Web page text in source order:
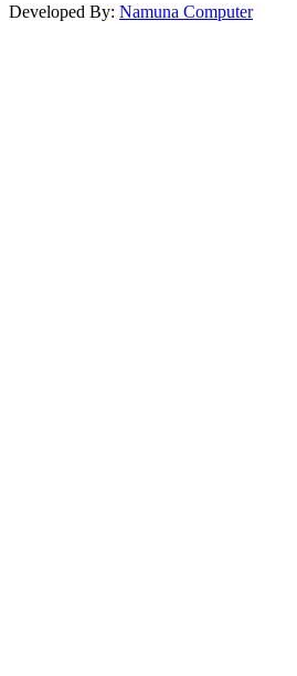
Developed By: Namuna Computer